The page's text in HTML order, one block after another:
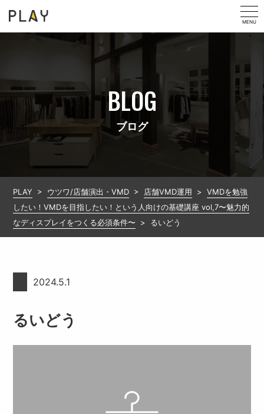
MENU
BLOG
ブログ
PLAY > ウツワ/店舗演出・VMD > 店舗VMD運用 >VMDを勉強
したい！VMDを目指したい！という人向けの基礎講座 vol,7〜魅力的
なディスプレイをつくる必須条件〜 > るいどう
2024.5.1
るいどう